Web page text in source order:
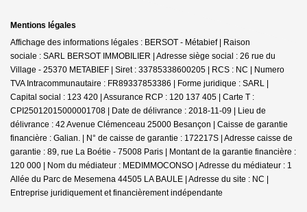
Mentions légales
Affichage des informations légales : BERSOT - Métabief | Raison
sociale : SARL BERSOT IMMOBILIER | Adresse siège social : 26 rue du
Village - 25370 METABIEF | Siret : 33785338600205 | RCS : NC | Numero
TVA Intracommunautaire : FR89337853386 | Forme juridique : SARL |
Capital social : 123 420 | Assurance RCP : 120 137 405 | Carte T :
CPI25012015000001708 | Date de délivrance : 2018-11-09 | Lieu de
délivrance : 42 Avenue Clémenceau 25000 Besançon | Caisse de garantie
financière : Galian. | N° de caisse de garantie : 172217S | Adresse caisse de
garantie : 89, rue La Boétie - 75008 Paris | Montant de la garantie financière :
120 000 | Nom du médiateur : MEDIMMOCONSO | Adresse du médiateur : 1
Allée du Parc de Mesemena 44505 LA BAULE | Adresse du site : NC |
Entreprise juridiquement et financièrement indépendante